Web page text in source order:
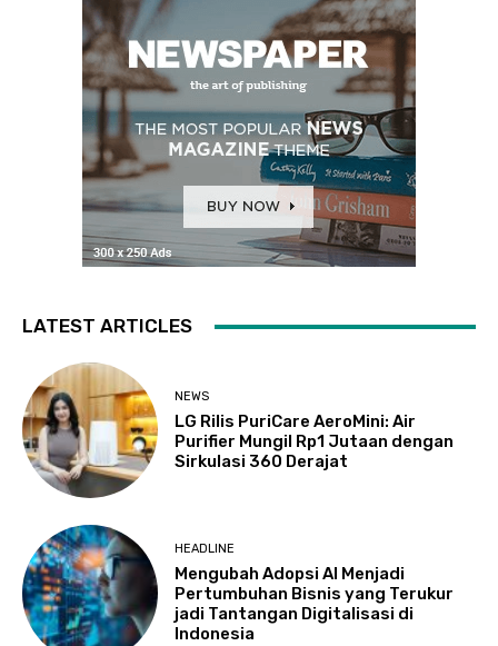
LATEST ARTICLES
NEWS
LG Rilis PuriCare AeroMini: Air
Purifier Mungil Rp1 Jutaan dengan
Sirkulasi 360 Derajat
HEADLINE
Mengubah Adopsi AI Menjadi
Pertumbuhan Bisnis yang Terukur
jadi Tantangan Digitalisasi di
Indonesia